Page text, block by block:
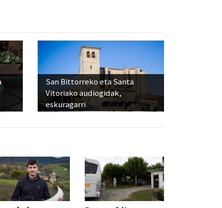
San Bittorreko eta Santa
Vitoriako audiogidak,
eskuragarri